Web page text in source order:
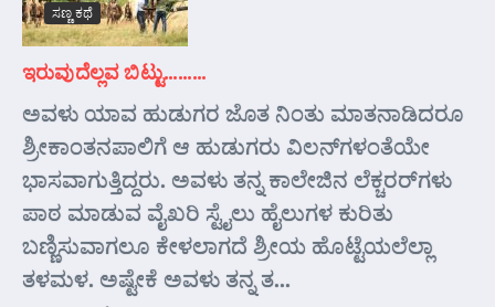
ಸಣ್ಣ ಕಥೆ
ಇರುವುದೆಲ್ಲವ ಬಿಟ್ಟು………
ಅವಳು ಯಾವ ಹುಡುಗರ ಜೊತ ನಿಂತು ಮಾತನಾಡಿದರೂ
ಶ್ರೀಕಾಂತನಪಾಲಿಗೆ ಆ ಹುಡುಗರು ವಿಲನ್‌ಗಳಂತೆಯೇ
ಭಾಸವಾಗುತ್ತಿದ್ದರು. ಅವಳು ತನ್ನ ಕಾಲೇಜಿನ ಲೆಕ್ಚರರ್‌ಗಳು
ಪಾಠ ಮಾಡುವ ವೈಖರಿ ಸ್ಟೈಲು ಹೈಲುಗಳ ಕುರಿತು
ಬಣ್ಣಿಸುವಾಗಲೂ ಕೇಳಲಾಗದೆ ಶ್ರೀಯ ಹೊಟ್ಟೆಯಲೆಲ್ಲಾ
ತಳಮಳ. ಅಷ್ಟೇಕೆ ಅವಳು ತನ್ನ ತ...